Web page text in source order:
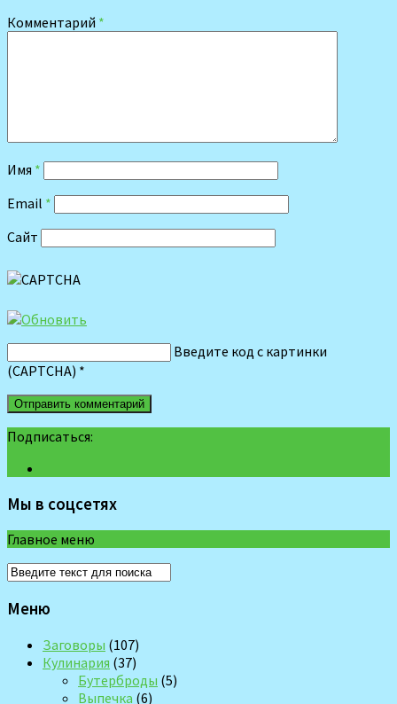
Комментарий *
Имя *
Email *
Сайт
Введите код с картинки
(CAPTCHA) *
Подписаться:
Мы в соцсетях
Главное меню
Меню
Заговоры (107)
Кулинария (37)
Бутерброды (5)
Выпечка (6)